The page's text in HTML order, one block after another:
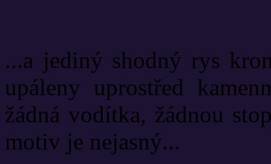
...a jediný shodný rys
upáleny uprostřed
žádná vodítka, žádnou
motiv je nejasný...